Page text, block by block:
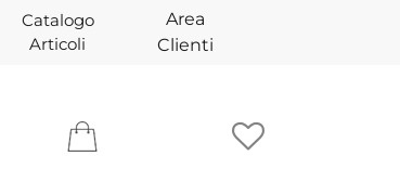
Catalogo
Articoli
Area
Clienti